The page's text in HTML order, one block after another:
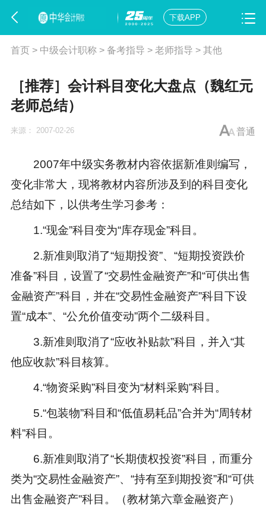
下载APP
首页> 中级会计职称> 备考指导 > 老师指导 > 其他
［推荐］会计科目变化大盘点（魏红元
老师总结）
普通
来源： 2007-02-26
2007年中级实务教材内容依据新准则编写，
变化非常大，现将教材内容所涉及到的科目变化
总结如下，以供考生学习参考：
1.“现金”科目变为“库存现金”科目。
2.新准则取消了“短期投资”、“短期投资跌价
准备”科目，设置了“交易性金融资产”和“可供出售
金融资产”科目，并在“交易性金融资产”科目下设
置“成本”、“公允价值变动”两个二级科目。
3.新准则取消了“应收补贴款”科目，并入“其
他应收款”科目核算。
4.“物资采购”科目变为“材料采购”科目。
5.“包装物”科目和“低值易耗品”合并为“周转材
料”科目。
6.新准则取消了“长期债权投资”科目，而重分
类为“交易性金融资产”、“持有至到期投资”和“可供
出售金融资产”科目。（教材第六章金融资产）